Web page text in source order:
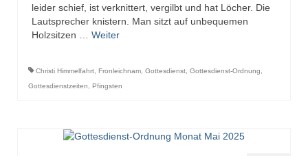
leider schief, ist verknittert, vergilbt und hat Löcher. Die
Lautsprecher knistern. Man sitzt auf unbequemen
Holzsitzen … Weiter
Christi Himmelfahrt Fronleichnam Gottesdienst Gottesdienst-Ordnung
Gottesdienstzeiten
Pfingsten